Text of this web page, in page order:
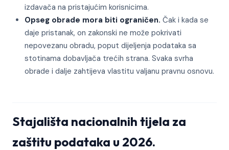
izdavača na pristajućim korisnicima.
Opseg obrade mora biti ograničen. Čak i kada se
daje pristanak, on zakonski ne može pokrivati
nepovezanu obradu, poput dijeljenja podataka sa
stotinama dobavljača trećih strana. Svaka svrha
obrade i dalje zahtijeva vlastitu valjanu pravnu osnovu.
Stajališta nacionalnih tijela za
zaštitu podataka u 2026.